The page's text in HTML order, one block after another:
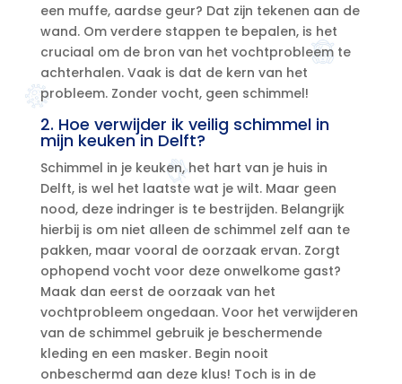
een muffe, aardse geur? Dat zijn tekenen aan de
wand.​ Om verdere stappen te bepalen, is het
cruciaal om de bron van het vochtprobleem te
achterhalen.​ Vaak is dat de kern van het
probleem.​ Zonder vocht, geen schimmel!
2.​ Hoe verwijder ik veilig schimmel in
mijn keuken in Delft?
Schimmel in je keuken, het hart van je huis in
Delft, is wel het laatste wat je wilt.​ Maar geen
nood, deze indringer is te bestrijden.​ Belangrijk
hierbij is om niet alleen de schimmel zelf aan te
pakken, maar vooral de oorzaak ervan.​ Zorgt
ophopend vocht voor deze onwelkome gast?
Maak dan eerst de oorzaak van het
vochtprobleem ongedaan.​ Voor het verwijderen
van de schimmel gebruik je beschermende
kleding en een masker.​ Begin nooit
onbeschermd aan deze klus! Toch is in de